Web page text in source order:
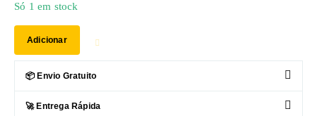
Só 1 em stock
Adicionar
📦 Envio Gratuito
🚀 Entrega Rápida